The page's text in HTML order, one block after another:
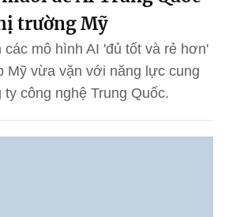
trường Mỹ
các mô hình AI 'đủ tốt và rẻ hơn'
Mỹ vừa vặn với năng lực cung
công nghệ Trung Quốc.